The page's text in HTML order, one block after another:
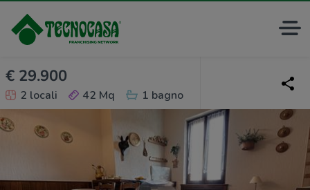
€ 29.900
2 locali 42 Mq 1 bagno